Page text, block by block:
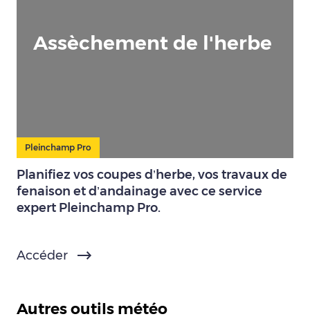
Assèchement de l'herbe
Pleinchamp Pro
Planifiez vos coupes d’herbe, vos travaux de
fenaison et d’andainage avec ce service
expert Pleinchamp Pro.
Accéder
Autres outils météo